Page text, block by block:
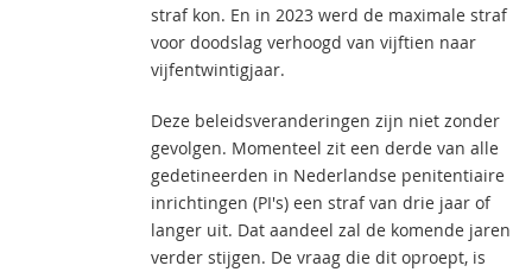
straf kon. En in 2023 werd de maximale straf
voor doodslag verhoogd van vijftien naar
vijfentwintigjaar.
Deze beleidsveranderingen zijn niet zonder
gevolgen. Momenteel zit een derde van alle
gedetineerden in Nederlandse penitentiaire
inrichtingen (PI's) een straf van drie jaar of
langer uit. Dat aandeel zal de komende jaren
verder stijgen. De vraag die dit oproept, is